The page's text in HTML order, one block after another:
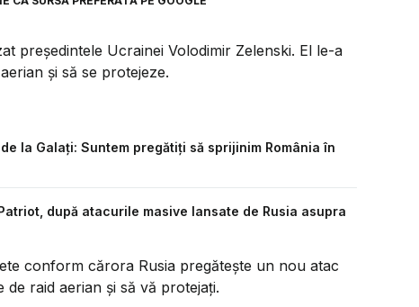
președintele Ucrainei Volodimir Zelenski. El le-a
și să se protejeze.
la Galați: Suntem pregătiți să sprijinim România în
după atacurile masive lansate de Rusia asupra
conform cărora Rusia pregătește un nou atac
raid aerian și să vă protejați.